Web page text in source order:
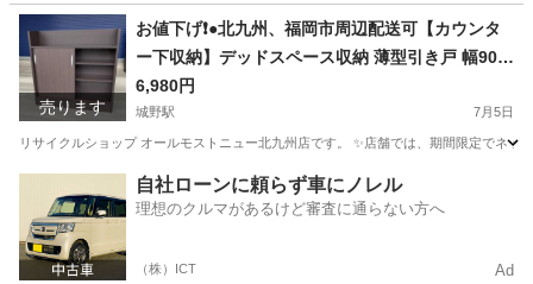
福岡 北九州市 城野駅 その他 商品
売ります
お値下げ❗️●北九州、福岡市周辺配送可【カウンタ
ー下収納】デッドスペース収納 薄型引き戸 幅90c
m 【配達に設置込み】💳自社配送時🌟代引き可💳
※現金、クレジット、スマホ決済対応※ 【配達は
要決済前問い合わせ】
6,980円
城野駅 7月5日
リサイクルショップ オールモストニュー北九州店です。 ✨️店舗では、期間限定でネ
城野駅 収納家具 商品
自社ローンに頼らず車にノレル
理想のクルマがあるけど審査に通らない方へ
（株）ICT Ad